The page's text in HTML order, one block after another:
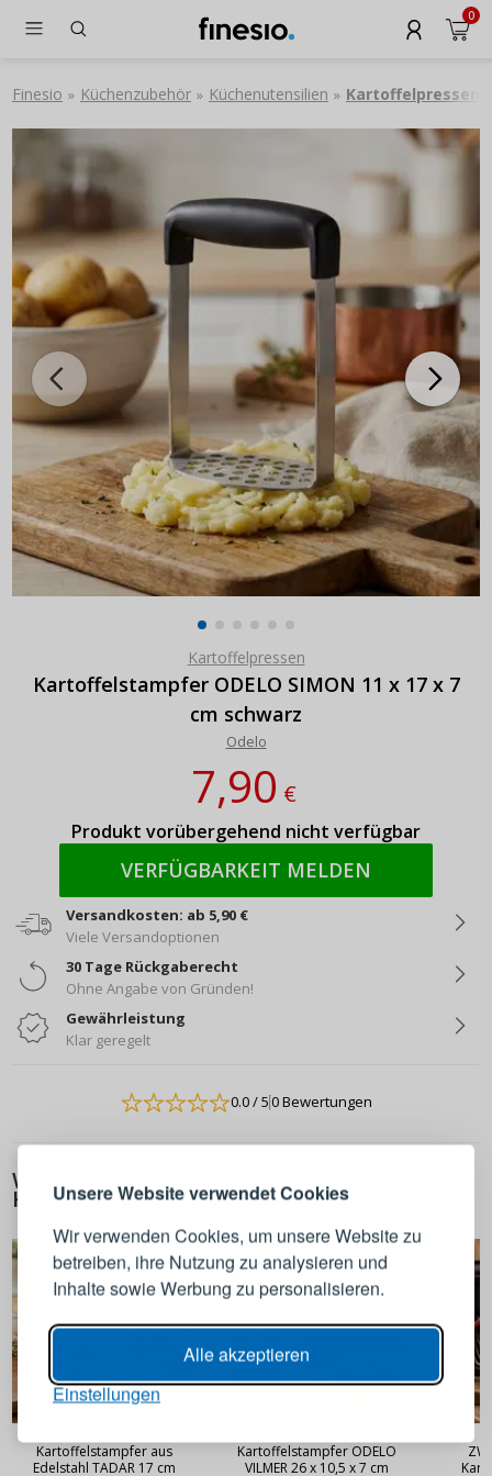
Unsere Website verwendet Cookies
Wir verwenden Cookies, um unsere Website zu
betreiben, ihre Nutzung zu analysieren und
Inhalte sowie Werbung zu personalisieren.
Alle akzeptieren
Einstellungen
0
Finesio » Küchenzubehör » Küchenutensilien » Kartoffelpressen
Kartoffelpressen
Kartoffelstampfer ODELO SIMON 11 x 17 x 7
cm schwarz
Odelo
7,90€
Produkt vorübergehend nicht verfügbar
VERFÜGBARKEIT MELDEN
Versandkosten: ab 5,90 €
Viele Versandoptionen
30 Tage Rückgaberecht
Ohne Angabe von Gründen!
Gewährleistung
Klar geregelt
0.0/ 50 Bewertungen
WEITERE PRODUKTE AUS DIESER
KATEGORIE
Kartoffelstampfer aus
Edelstahl TADAR 17 cm
Kartoffelstampfer ODELO
VILMER 26 x 10,5 x 7 cm
ANMELDEN REGISTRIEREN
Melden Sie sich bei Ihrem
E-Mail-Adresse